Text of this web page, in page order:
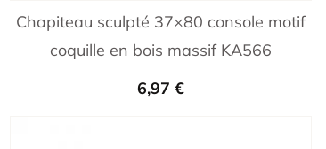
Chapiteau sculpté 37×80 console motif
coquille en bois massif KA566
6,97 €